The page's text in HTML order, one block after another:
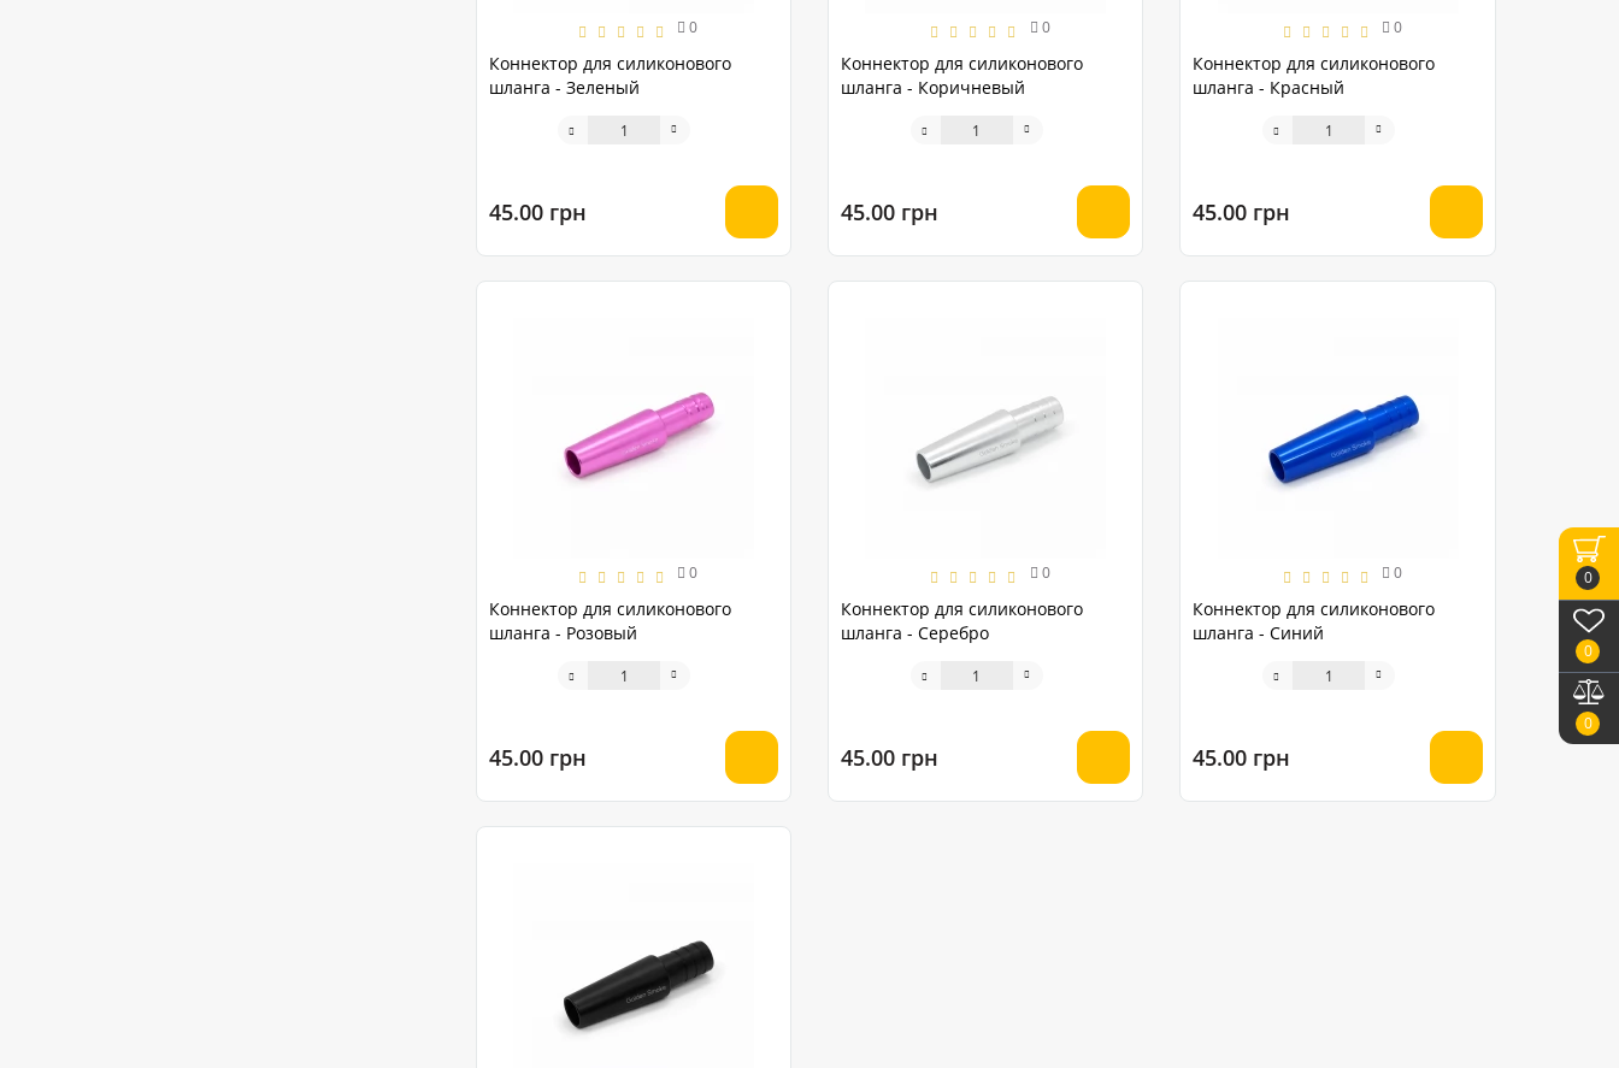
0
0
0
0
Коннектор для силиконового
шланга - Зеленый
45.00 грн
0
Коннектор для силиконового
шланга - Коричневый
45.00 грн
0
Коннектор для силиконового
шланга - Красный
45.00 грн
0
Коннектор для силиконового
шланга - Розовый
45.00 грн
0
Коннектор для силиконового
шланга - Серебро
45.00 грн
0
Коннектор для силиконового
шланга - Синий
45.00 грн